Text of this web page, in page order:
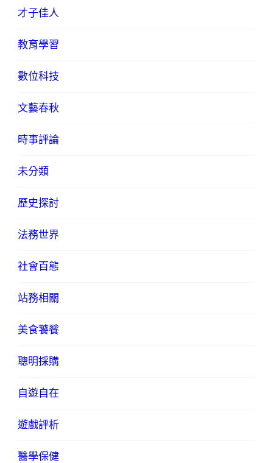
才子佳人
教育學習
數位科技
文藝春秋
時事評論
未分類
歷史探討
法務世界
社會百態
站務相關
美食饕餮
聰明採購
自遊自在
遊戲評析
醫學保健